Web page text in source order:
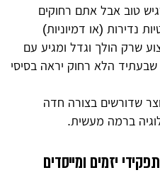
טוב אבל אתם רחוקים
נדירות (או דמיוניות)
שרק הולך וגדל ומגיע עם
הלא רחוק יראה בסיסי
שדורשים בצורה חדה
ברמה מעשית.
יזמים ומייסדים